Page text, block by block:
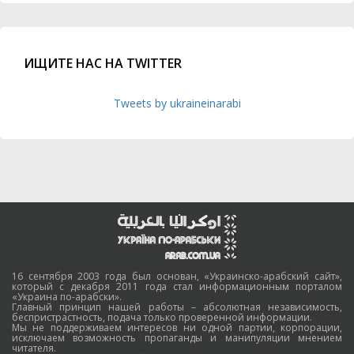
ИЩИТЕ НАС НА TWITTER
Tweets by ukraineinarabi
16 сентября 2003 года был основан, «Украинско-арабский сайт»,
который с декабря 2011 года стал информационным порталом
«Украина по-арабски».
Главный принцип нашей работы – абсолютная независимость,
беспристрастность, подача только проверенной информации.
Мы не поддерживаем интересов ни одной партии, корпорации,
исключаем возможность пропаганды и манипуляции мнением
читателя.